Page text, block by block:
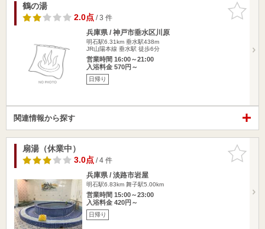
お気に入
りに追加
鶴の湯
2.0点/ 3 件
兵庫県 / 神戸市垂水区川原
明石駅6.31km 垂水駅438m
JR山陽本線 垂水駅 徒歩6分
営業時間 16:00～21:00
入浴料金 570円～
日帰り
関連情報から探す
お気に入
りに追加
扇湯（休業中）
3.0点/ 4 件
兵庫県 / 淡路市岩屋
明石駅6.83km 舞子駅5.00km
営業時間 15:00～23:00
入浴料金 420円～
日帰り